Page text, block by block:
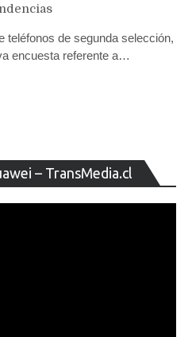
de segunda selección,
encuesta referente a…
– TransMedia.cl
de